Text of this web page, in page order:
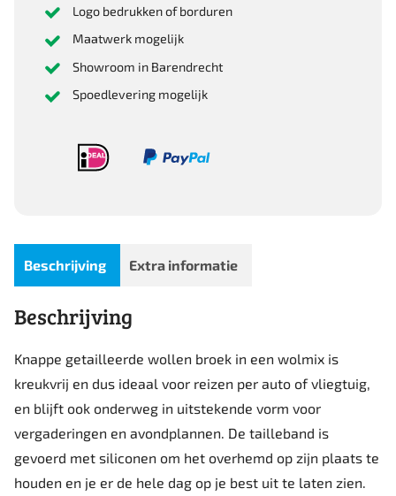
Logo bedrukken of borduren
Maatwerk mogelijk
Showroom in Barendrecht
Spoedlevering mogelijk
Beschrijving Extra informatie
Beschrijving
Knappe getailleerde wollen broek in een wolmix is ​​
kreukvrij en dus ideaal voor reizen per auto of vliegtuig,
en blijft ook onderweg in uitstekende vorm voor
vergaderingen en avondplannen. De tailleband is
gevoerd met siliconen om het overhemd op zijn plaats te
houden en je er de hele dag op je best uit te laten zien.